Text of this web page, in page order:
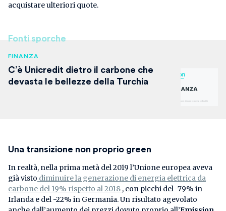
acquistare ulteriori quote.
Fonti sporche
FINANZA
C’è Unicredit dietro il carbone che
devasta le bellezze della Turchia
Una transizione non proprio green
In realtà, nella prima metà del 2019 l’Unione europea aveva
già visto diminuire la generazione di energia elettrica da
carbone del 19% rispetto al 2018 , con picchi del -79% in
Irlanda e del -22% in Germania. Un risultato agevolato